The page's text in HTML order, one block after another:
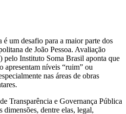
um desafio para a maior parte dos
de João Pessoa. Avaliação
pelo Instituto Soma Brasil aponta que
apresentam níveis “ruim” ou
nas áreas de obras
Transparência e Governança Pública
dentre elas, legal,